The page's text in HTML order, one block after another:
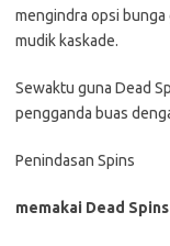
mengindra opsi bunga
mudik kaskade.
Sewaktu guna Dead
pengganda buas
Penindasan Spins
memakai Dead Spins